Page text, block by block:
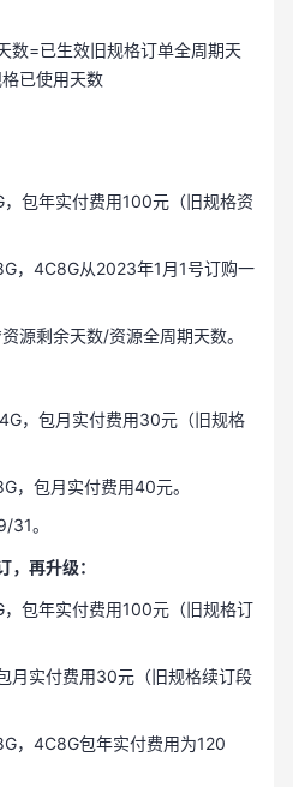
数=已生效旧规格订单全周期天
已使用天数
包年实付费用100元（旧规格资
，4C8G从2023年1月1号订购一
源剩余天数/资源全周期天数。
，包月实付费用30元（旧规格
，包月实付费用40元。
。
，再升级：
包年实付费用100元（旧规格订
月实付费用30元（旧规格续订段
，4C8G包年实付费用为120